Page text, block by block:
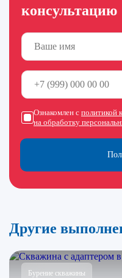
консультацию
Ознакомлен с политикой
на обработку
Другие
Бурение скважины